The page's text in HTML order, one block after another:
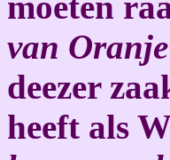
van
deezer
heeft als